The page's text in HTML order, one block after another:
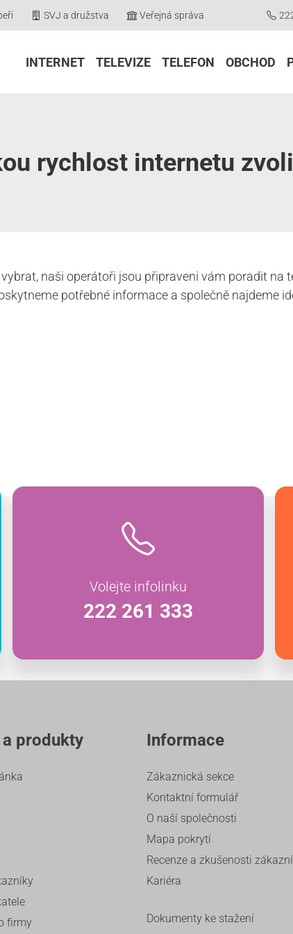
SVJ a družstva Veřejná správa
INTERNET TELEVIZE TELEFON OBCHOD
rychlost internetu
naši operátoři jsou připraveni vám poradit na
potřebné informace a společně najdeme
Volejte infolinku
222 261 333
a produkty
firmy
Informace
Zákaznická sekce
Kontaktní formulář
O naší společnosti
Mapa pokrytí
Recenze a zkušenosti
Kariéra
Dokumenty ke stažení